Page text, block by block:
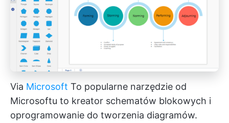
Via Microsoft To popularne narzędzie od
Microsoftu to kreator schematów blokowych i
oprogramowanie do tworzenia diagramów.